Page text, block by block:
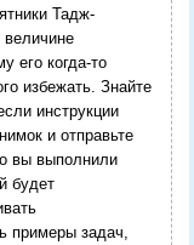
Тадж-
его когда-то
избежать. Знайте
инструкции
и отправьте
вы выполнили
будет
примеры задач,